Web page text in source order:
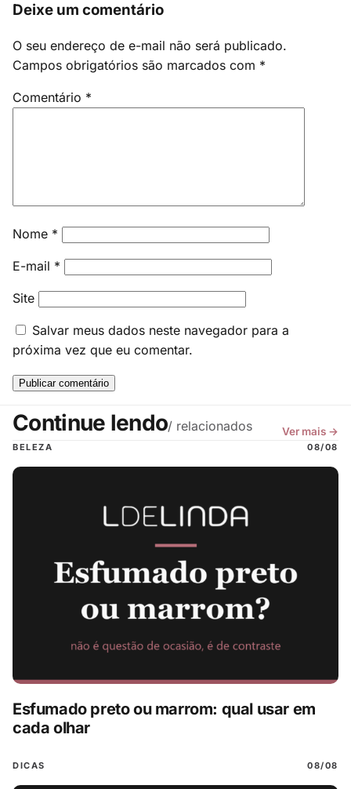
Deixe um comentário
O seu endereço de e-mail não será publicado.
Campos obrigatórios são marcados com *
Comentário *
Nome *
E-mail *
Site
Salvar meus dados neste navegador para a
próxima vez que eu comentar.
Continue lendo/ relacionados Ver mais →
BELEZA 08/08
Esfumado preto ou marrom: qual usar em
cada olhar
DICAS 08/08